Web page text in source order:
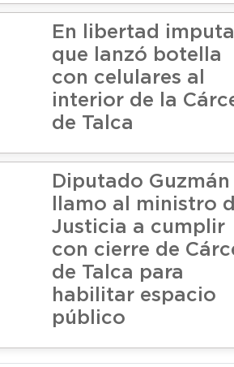
En libertad
que lanzó botella
con celulares al
interior de la
de Talca
Diputado Guzmán
llamo al ministro
Justicia a cumplir
con cierre de
de Talca para
habilitar espacio
público